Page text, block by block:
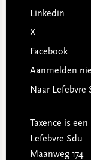
Linkedin
X
Facebook
Aanmelden
Naar Lefebvre
Taxence is
Lefebvre Sdu
Maanweg 174